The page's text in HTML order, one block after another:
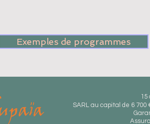
Exemples de programmes
15
SARL au capital de 6